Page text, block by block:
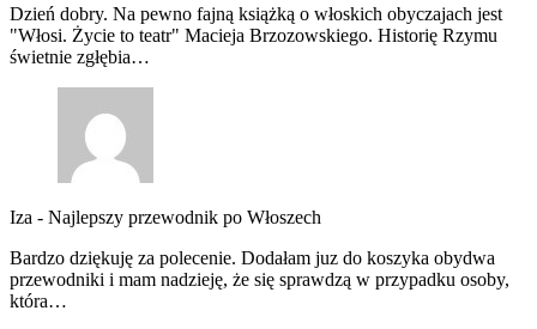
Dzień dobry. Na pewno fajną książką o włoskich obyczajach jest
"Włosi. Życie to teatr" Macieja Brzozowskiego. Historię Rzymu
świetnie zgłębia…
Iza - Najlepszy przewodnik po Włoszech
Bardzo dziękuję za polecenie. Dodałam juz do koszyka obydwa
przewodniki i mam nadzieję, że się sprawdzą w przypadku osoby,
która…